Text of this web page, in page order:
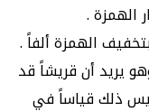
الهمزة .
الهمزة ألفاً .
يريد أن قريشاً قد
ذلك قياساً في